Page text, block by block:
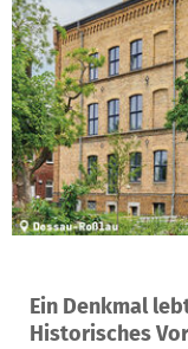
Ein Denkmal
Historisches
Ein Projekt in
98